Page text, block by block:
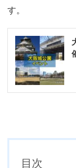
す。
目次